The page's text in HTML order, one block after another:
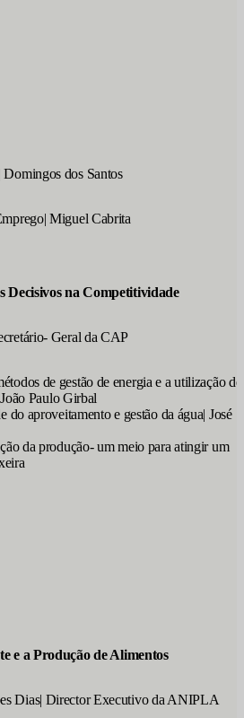
dos Santos
Miguel Cabrita
Decisivos na Competitividade
Geral da CAP
de gestão de energia e a utilização de
Paulo Girbal
do aproveitamento e gestão da água| José
da produção- um meio para atingir um
e a Produção de Alimentos
Dias| Director Executivo da ANIPLA